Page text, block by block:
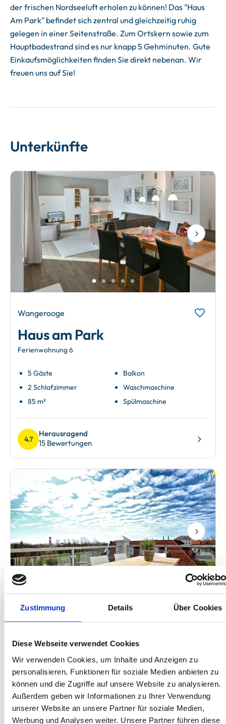
Zustimmung Details Über Cookies
Diese Webseite verwendet Cookies
Wir verwenden Cookies, um Inhalte und Anzeigen zu
personalisieren, Funktionen für soziale Medien anbieten zu
können und die Zugriffe auf unsere Website zu analysieren.
Außerdem geben wir Informationen zu Ihrer Verwendung
unserer Website an unsere Partner für soziale Medien,
Werbung und Analysen weiter. Unsere Partner führen diese
der frischen Nordseeluft erholen zu können! Das "Haus
Am Park" befindet sich zentral und gleichzeitig ruhig
gelegen in einer Seitenstraße. Zum Ortskern sowie zum
Hauptbadestrand sind es nur knapp 5 Gehminuten. Gute
Einkaufsmöglichkeiten finden Sie direkt nebenan. Wir
freuen uns auf Sie!
Unterkünfte
Next
Wangerooge
Haus am Park
Ferienwohnung 6
5 Gäste
2 Schlafzimmer
85 m²
Balkon
Waschmaschine
Spülmaschine
4.7
Herausragend
15 Bewertungen
Next
Wangerooge
Ferienwohnung 12
5 Gäste
2 Schlafzimmer
84 m²
Balkon
Waschmaschine
Spülmaschine